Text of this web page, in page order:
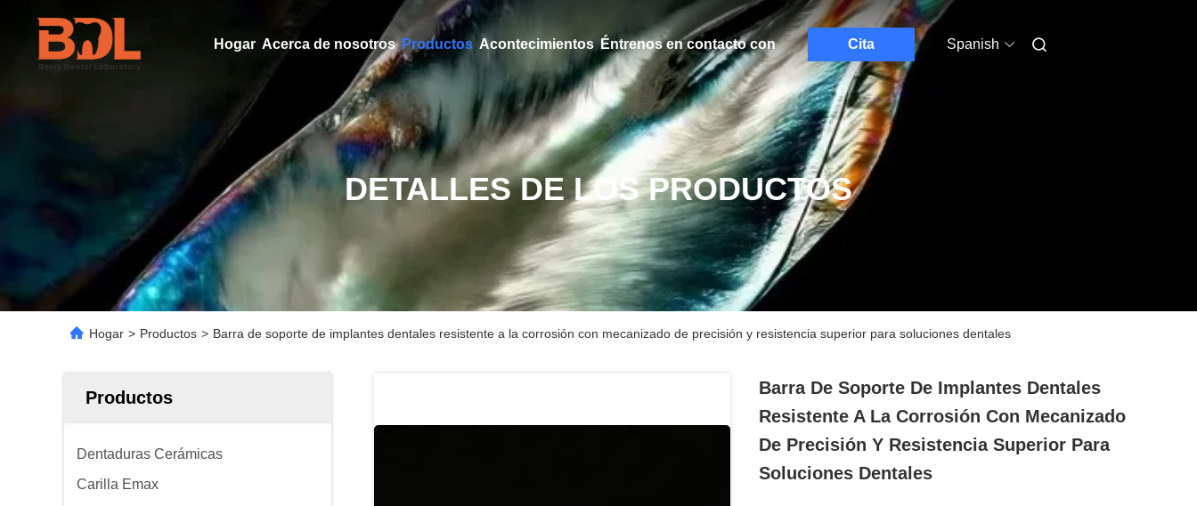
Hogar Acerca de nosotros Productos Acontecimientos Éntrenos en contacto con Cita Spanish
DETALLES DE LOS PRODUCTOS
Hogar > Productos > Barra de soporte de implantes dentales resistente a la corrosión con mecanizado de precisión y resistencia superior para soluciones dentales
Productos
Dentaduras Cerámicas
Carilla Emax
Barra De Soporte De Implantes Dentales
Resistente A La Corrosión Con Mecanizado
De Precisión Y Resistencia Superior Para
Soluciones Dentales